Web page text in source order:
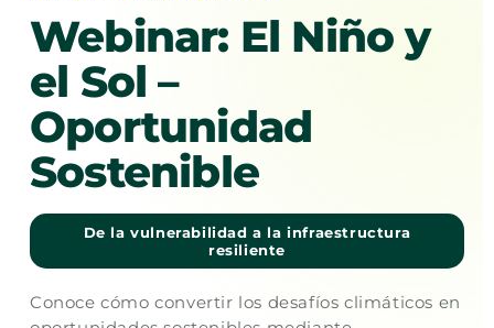
Webinar: El Niño y
el Sol –
Oportunidad
Sostenible
De la vulnerabilidad a la infraestructura
resiliente
Conoce cómo convertir los desafíos climáticos en